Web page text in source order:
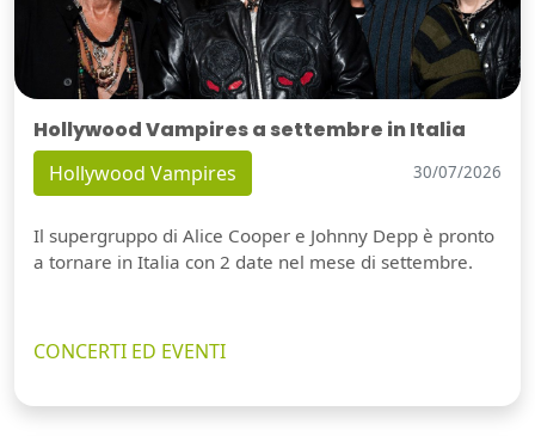
Hollywood Vampires a settembre in Italia
Hollywood Vampires 30/07/2026
Il supergruppo di Alice Cooper e Johnny Depp è pronto
a tornare in Italia con 2 date nel mese di settembre.
CONCERTI ED EVENTI